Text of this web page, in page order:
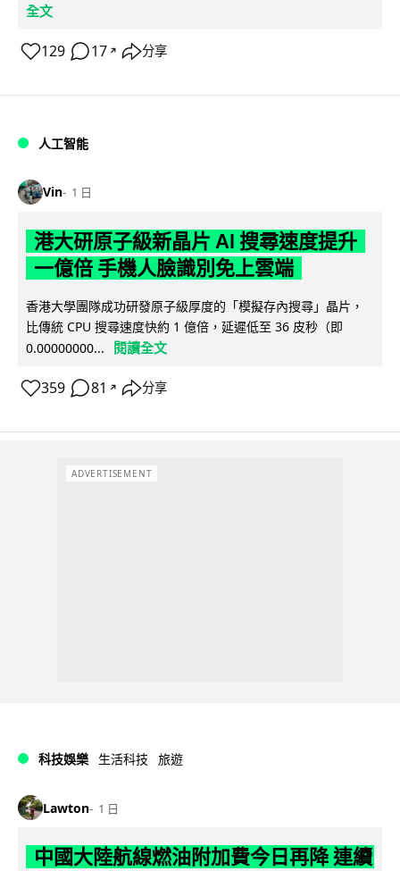
全文
129 17 ↗ 分享
人工智能
Vin 1 日
港大研原子級新晶片 AI 搜尋速度提升
一億倍 手機人臉識別免上雲端
香港大學團隊成功研發原子級厚度的「模擬存內搜尋」晶片，
比傳統 CPU 搜尋速度快約 1 億倍，延遲低至 36 皮秒（即
0.00000000...
閱讀全文
359 81 ↗ 分享
ADVERTISEMENT
科技娛樂 生活科技 旅遊
Lawton 1 日
中國大陸航線燃油附加費今日再降 連續